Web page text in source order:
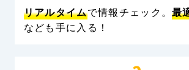
リアルタイムで情報チェック。最
なども手に入る！